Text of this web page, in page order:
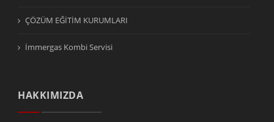
ÇÖZÜM EĞİTİM KURUMLARI
İmmergas Kombi Servisi
HAKKIMIZDA